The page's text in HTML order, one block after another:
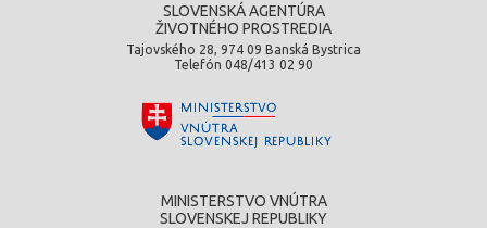
SLOVENSKÁ AGENTÚRA
ŽIVOTNÉHO PROSTREDIA
Tajovského 28, 974 09 Banská Bystrica
Telefón 048/413 02 90
MINISTERSTVO VNÚTRA
SLOVENSKEJ REPUBLIKY